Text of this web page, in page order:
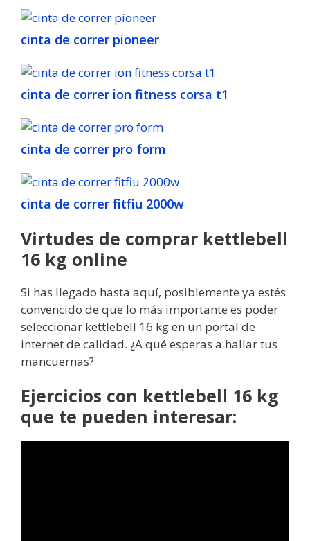
cinta de correr pioneer
cinta de correr ion fitness corsa t1
cinta de correr pro form
cinta de correr fitfiu 2000w
Virtudes de comprar kettlebell
16 kg online
Si has llegado hasta aquí, posiblemente ya estés
convencido de que lo más importante es poder
seleccionar kettlebell 16 kg en un portal de
internet de calidad. ¿A qué esperas a hallar tus
mancuernas?
Ejercicios con kettlebell 16 kg
que te pueden interesar: